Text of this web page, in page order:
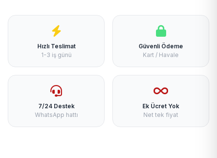
Hızlı Teslimat
1-3 iş günü
Güvenli Ödeme
Kart / Havale
7/24 Destek
WhatsApp hattı
Ek Ücret Yok
Net tek fiyat